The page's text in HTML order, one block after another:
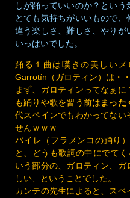
しが踊っていいのか？とい
とても気持ちがいいもので
違う楽しさ、難しさ、やり
いっぱいでした。
踊る１曲は嘆きの美しい
Garrotín（ガロティン）は・
まず、ガロティンってなぁ
も踊りや歌を習う前はまった
代スペインでもわかってな
せんｗｗｗ
バイレ（フラメンコの踊り
と、どうも歌詞の中にでて
いう部分の、ガロティン、
しい、ということでした。
カンテの先生によると、スペ